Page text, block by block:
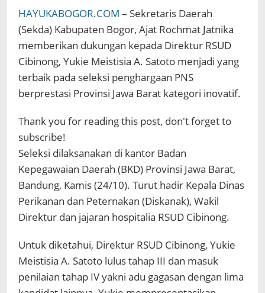
HAYUKABOGOR.COM – Sekretaris Daerah
(Sekda) Kabupaten Bogor, Ajat Rochmat Jatnika
memberikan dukungan kepada Direktur RSUD
Cibinong, Yukie Meistisia A. Satoto menjadi yang
terbaik pada seleksi penghargaan PNS
berprestasi Provinsi Jawa Barat kategori inovatif.
Thank you for reading this post, don't forget to
subscribe!
Seleksi dilaksanakan di kantor Badan
Kepegawaian Daerah (BKD) Provinsi Jawa Barat,
Bandung, Kamis (24/10). Turut hadir Kepala Dinas
Perikanan dan Peternakan (Diskanak), Wakil
Direktur dan jajaran hospitalia RSUD Cibinong.
Untuk diketahui, Direktur RSUD Cibinong, Yukie
Meistisia A. Satoto lulus tahap III dan masuk
penilaian tahap IV yakni adu gagasan dengan lima